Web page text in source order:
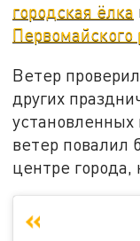
городская ёлка
Первомайского
Ветер
других
установленных
ветер повалил
центре